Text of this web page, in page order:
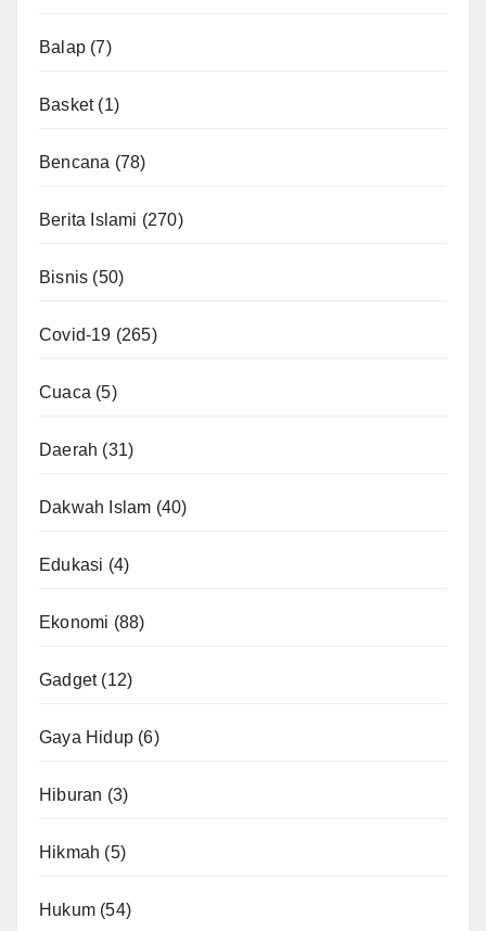
Balap (7)
Basket(1)
Bencana (78)
Berita Islami (270)
Bisnis (50)
Covid-19 (265)
Cuaca (5)
Daerah (31)
Dakwah Islam (40)
Edukasi (4)
Ekonomi (88)
Gadget(12)
Gaya Hidup (6)
Hiburan (3)
Hikmah (5)
Hukum (54)